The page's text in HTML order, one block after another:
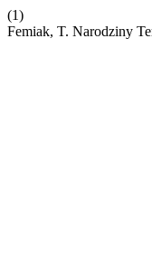
(1)
Femiak, T. Narodziny